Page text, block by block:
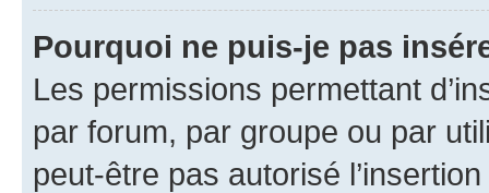
Pourquoi ne puis-je pas
Les permissions permettant
par forum, par groupe ou par
peut-être pas autorisé